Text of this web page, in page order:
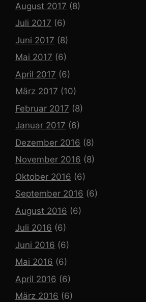
August 2017 (8)
Juli 2017 (6)
Juni 2017 (8)
Mai 2017 (6)
April 2017 (6)
März 2017 (10)
Februar 2017 (8)
Januar 2017 (6)
Dezember 2016 (8)
November 2016 (8)
Oktober 2016 (6)
September 2016 (6)
August 2016 (6)
Juli 2016 (6)
Juni 2016 (6)
Mai 2016 (6)
April 2016 (6)
März 2016 (6)